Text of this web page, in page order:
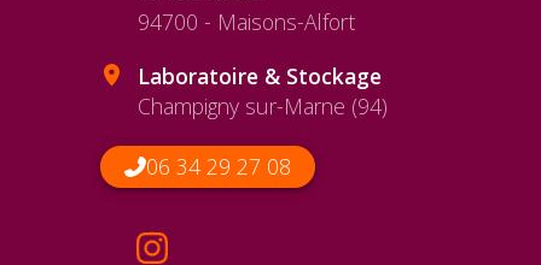
94700 - Maisons-Alfort
Laboratoire & Stockage
Champigny sur-Marne (94)
06 34 29 27 08